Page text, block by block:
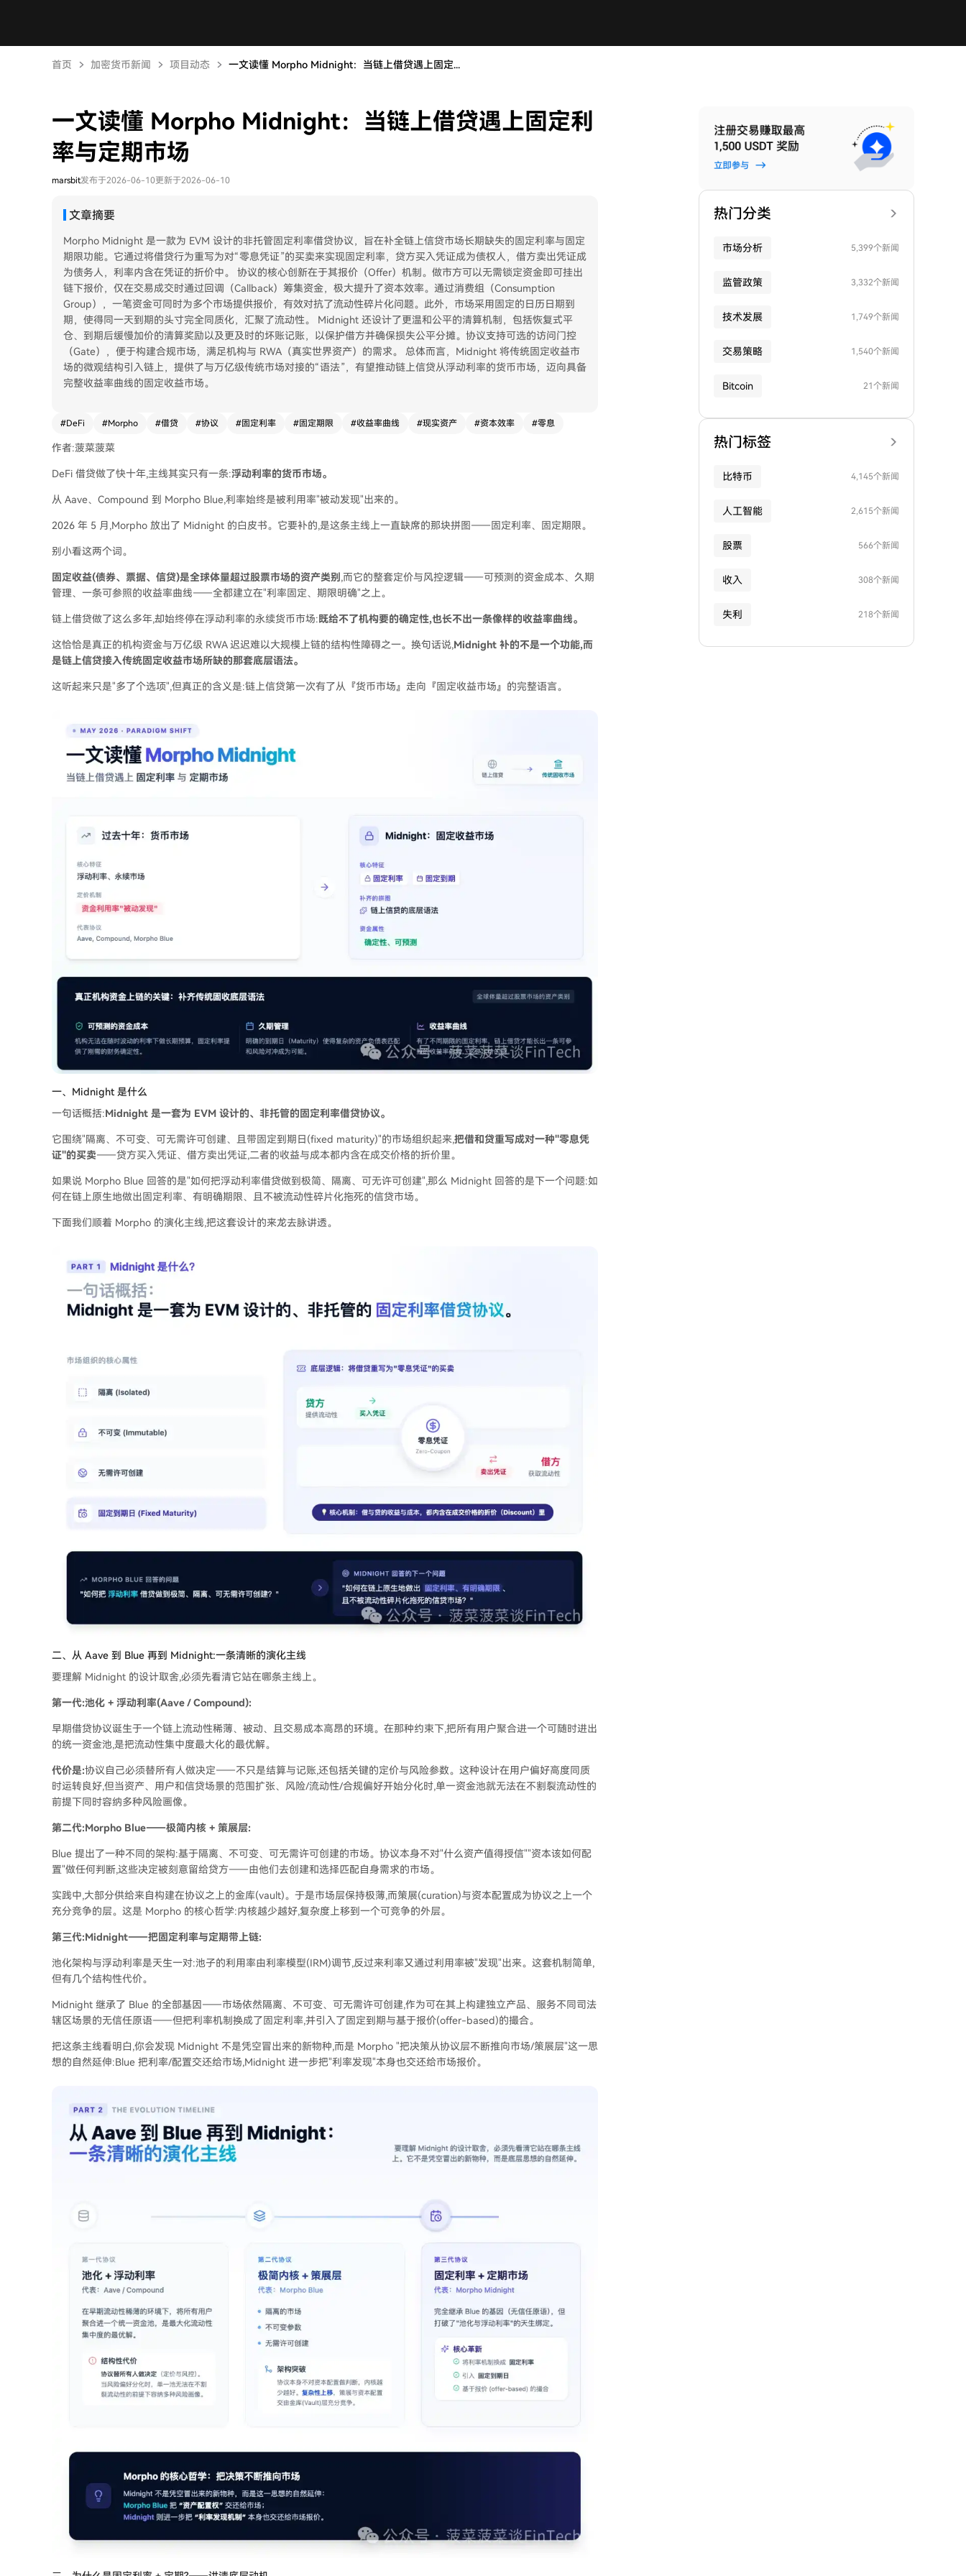
首页 加密货币新闻 项目动态 一文读懂 Morpho Midnight：当链上借贷遇上固定...
一文读懂 Morpho Midnight：当链上借贷遇上固定利
率与定期市场
marsbit发布于2026-06-10更新于2026-06-10
文章摘要
Morpho Midnight 是一款为 EVM 设计的非托管固定利率借贷协议，旨在补全链上信贷市场长期缺失的固定利率与固定
期限功能。它通过将借贷行为重写为对“零息凭证”的买卖来实现固定利率，贷方买入凭证成为债权人，借方卖出凭证成
为债务人，利率内含在凭证的折价中。 协议的核心创新在于其报价（Offer）机制。做市方可以无需锁定资金即可挂出
链下报价，仅在交易成交时通过回调（Callback）筹集资金，极大提升了资本效率。通过消费组（Consumption
Group），一笔资金可同时为多个市场提供报价，有效对抗了流动性碎片化问题。此外，市场采用固定的日历日期到
期，使得同一天到期的头寸完全同质化，汇聚了流动性。 Midnight 还设计了更温和公平的清算机制，包括恢复式平
仓、到期后缓慢加价的清算奖励以及更及时的坏账记账，以保护借方并确保损失公平分摊。协议支持可选的访问门控
（Gate），便于构建合规市场，满足机构与 RWA（真实世界资产）的需求。 总体而言，Midnight 将传统固定收益市
场的微观结构引入链上，提供了与万亿级传统市场对接的“语法”，有望推动链上信贷从浮动利率的货币市场，迈向具备
完整收益率曲线的固定收益市场。
#DeFi #Morpho #借贷 #协议 #固定利率 #固定期限 #收益率曲线 #现实资产 #资本效率 #零息
作者:菠菜菠菜
DeFi 借贷做了快十年,主线其实只有一条:浮动利率的货币市场。
从 Aave、Compound 到 Morpho Blue,利率始终是被利用率"被动发现"出来的。
2026 年 5 月,Morpho 放出了 Midnight 的白皮书。它要补的,是这条主线上一直缺席的那块拼图——固定利率、固定期限。
别小看这两个词。
固定收益(债券、票据、信贷)是全球体量超过股票市场的资产类别 ,而它的整套定价与风控逻辑——可预测的资金成本、久期
管理、一条可参照的收益率曲线——全都建立在"利率固定、期限明确"之上。
链上借贷做了这么多年,却始终停在浮动利率的永续货币市场:既给不了机构要的确定性,也长不出一条像样的收益率曲线。
这恰恰是真正的机构资金与万亿级 RWA 迟迟难以大规模上链的结构性障碍之一。换句话说,Midnight 补的不是一个功能,而
是链上信贷接入传统固定收益市场所缺的那套底层语法。
这听起来只是"多了个选项",但真正的含义是:链上信贷第一次有了从『货币市场』走向『固定收益市场』的完整语言。
一、Midnight 是什么
一句话概括:Midnight 是一套为 EVM 设计的、非托管的固定利率借贷协议。
它围绕"隔离、不可变、可无需许可创建、且带固定到期日(fixed maturity)"的市场组织起来,把借和贷重写成对一种"零息凭
证"的买卖——贷方买入凭证、借方卖出凭证,二者的收益与成本都内含在成交价格的折价里。
如果说 Morpho Blue 回答的是"如何把浮动利率借贷做到极简、隔离、可无许可创建",那么 Midnight 回答的是下一个问题:如
何在链上原生地做出固定利率、有明确期限、且不被流动性碎片化拖死的信贷市场。
下面我们顺着 Morpho 的演化主线,把这套设计的来龙去脉讲透。
二、从 Aave 到 Blue 再到 Midnight:一条清晰的演化主线
要理解 Midnight 的设计取舍,必须先看清它站在哪条主线上。
第一代:池化 + 浮动利率(Aave / Compound):
早期借贷协议诞生于一个链上流动性稀薄、被动、且交易成本高昂的环境。在那种约束下,把所有用户聚合进一个可随时进出
的统一资金池,是把流动性集中度最大化的最优解。
代价是:协议自己必须替所有人做决定——不只是结算与记账,还包括关键的定价与风险参数。这种设计在用户偏好高度同质
时运转良好,但当资产、用户和信贷场景的范围扩张、风险/流动性/合规偏好开始分化时,单一资金池就无法在不割裂流动性的
前提下同时容纳多种风险画像。
第二代:Morpho Blue——极简内核 + 策展层:
Blue 提出了一种不同的架构:基于隔离、不可变、可无需许可创建的市场。协议本身不对"什么资产值得授信""资本该如何配
置"做任何判断,这些决定被刻意留给贷方——由他们去创建和选择匹配自身需求的市场。
实践中,大部分供给来自构建在协议之上的金库(vault)。于是市场层保持极薄,而策展(curation)与资本配置成为协议之上一个
充分竞争的层。这是 Morpho 的核心哲学:内核越少越好,复杂度上移到一个可竞争的外层。
第三代:Midnight——把固定利率与定期带上链:
池化架构与浮动利率是天生一对:池子的利用率由利率模型(IRM)调节,反过来利率又通过利用率被"发现"出来。这套机制简单,
但有几个结构性代价。
Midnight 继承了 Blue 的全部基因——市场依然隔离、不可变、可无需许可创建,作为可在其上构建独立产品、服务不同司法
辖区场景的无信任原语——但把利率机制换成了固定利率,并引入了固定到期与基于报价(offer-based)的撮合。
把这条主线看明白,你会发现 Midnight 不是凭空冒出来的新物种,而是 Morpho "把决策从协议层不断推向市场/策展层"这一思
想的自然延伸:Blue 把利率/配置交还给市场,Midnight 进一步把"利率发现"本身也交还给市场报价。
热门分类
市场分析 5,399个新闻
监管政策 3,332个新闻
技术发展 1,749个新闻
交易策略 1,540个新闻
Bitcoin 21个新闻
热门标签
比特币 4,145个新闻
人工智能 2,615个新闻
股票 566个新闻
收入 308个新闻
失利 218个新闻